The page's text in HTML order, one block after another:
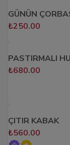
GÜNÜN
₺250.00
PASTIRMALI
₺680.00
ÇITIR KABAK
₺560.00